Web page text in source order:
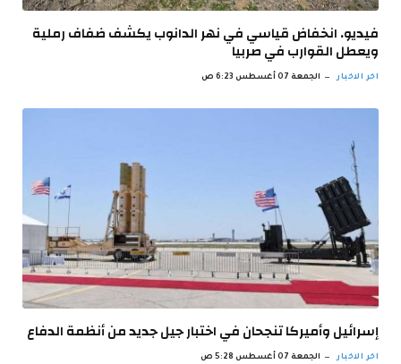
فيديو. انخفاض قياسي في نهر الدانوب يكشف ضفاف رملية
ويعطل القوارب في صربيا
اخر الاخبار الجمعة 07 أغسطس 6:23 ص
إسرائيل وأميركا تنجحان في اختبار جيل جديد من أنظمة الدفاع
اخر الاخبار الجمعة 07 أغسطس 5:28 ص